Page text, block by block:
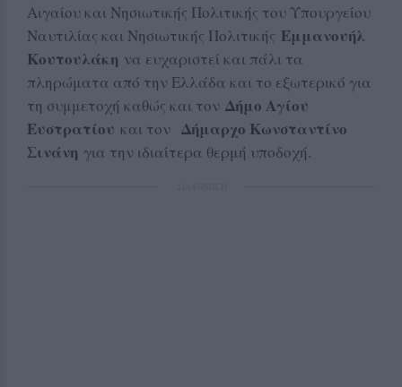
Αιγαίου και Νησιωτικής Πολιτικής του Υπουργείου
Ναυτιλίας και Νησιωτικής Πολιτικής Εμμανουήλ
Κουτουλάκη να ευχαριστεί και πάλι τα
πληρώματα από την Ελλάδα και το εξωτερικό για
τη συμμετοχή καθώς και τον Δήμο Αγίου
Ευστρατίου και τον Δήμαρχο Κωνσταντίνο
Σινάνη για την ιδιαίτερα θερμή υποδοχή.